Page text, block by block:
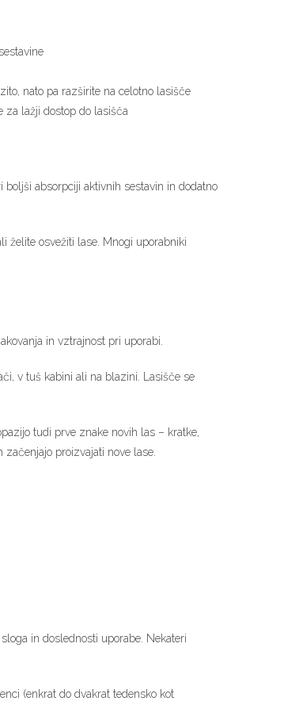
nato pa razširite na celotno lasišče
za lažji dostop do lasišča
absorpciji aktivnih sestavin in dodatno
želite osvežiti lase. Mnogi uporabniki
in vztrajnost pri uporabi.
v tuš kabini ali na blazini. Lasišče se
tudi prve znake novih las – kratke,
proizvajati nove lase.
in doslednosti uporabe. Nekateri
(enkrat do dvakrat tedensko kot